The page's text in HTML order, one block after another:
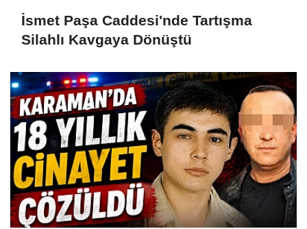
İsmet Paşa Caddesi'nde Tartışma
Silahlı Kavgaya Dönüştü